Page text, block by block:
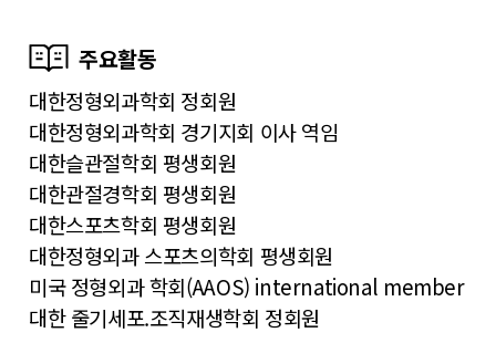
주요활동
대한정형외과학회 정회원
대한정형외과학회 경기지회 이사 역임
대한슬관절학회 평생회원
대한관절경학회 평생회원
대한스포츠학회 평생회원
대한정형외과 스포츠의학회 평생회원
미국 정형외과 학회(AAOS) international member
대한 줄기세포.조직재생학회 정회원